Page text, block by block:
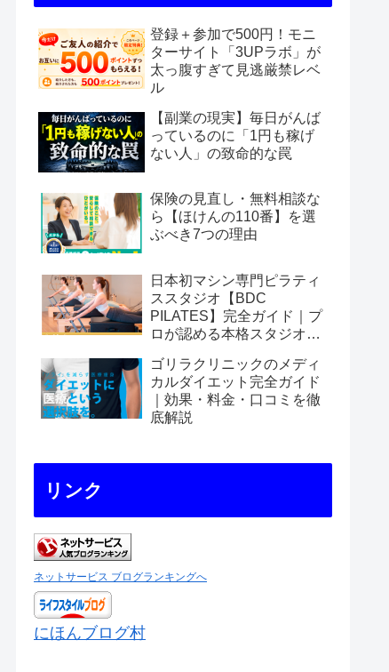
登録＋参加で500円！モニ
ターサイト「3UPラボ」が
太っ腹すぎて見逃厳禁レベ
ル
【副業の現実】毎日がんば
っているのに「1円も稼げ
ない人」の致命的な罠
保険の見直し・無料相談な
ら【ほけんの110番】を選
ぶべき7つの理由
日本初マシン専門ピラティ
ススタジオ【BDC
PILATES】完全ガイド｜プ
ロが認める本格スタジオの
ゴリラクリニックのメディ
カルダイエット完全ガイド
｜効果・料金・口コミを徹
底解説
リンク
ネットサービス ブログランキングへ
にほんブログ村